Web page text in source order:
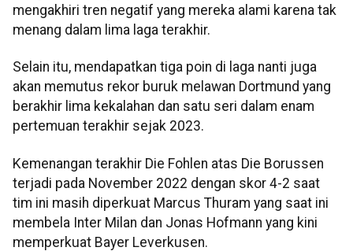
mengakhiri tren negatif yang mereka alami karena tak
menang dalam lima laga terakhir.
Selain itu, mendapatkan tiga poin di laga nanti juga
akan memutus rekor buruk melawan Dortmund yang
berakhir lima kekalahan dan satu seri dalam enam
pertemuan terakhir sejak 2023.
Kemenangan terakhir Die Fohlen atas Die Borussen
terjadi pada November 2022 dengan skor 4-2 saat
tim ini masih diperkuat Marcus Thuram yang saat ini
membela Inter Milan dan Jonas Hofmann yang kini
memperkuat Bayer Leverkusen.